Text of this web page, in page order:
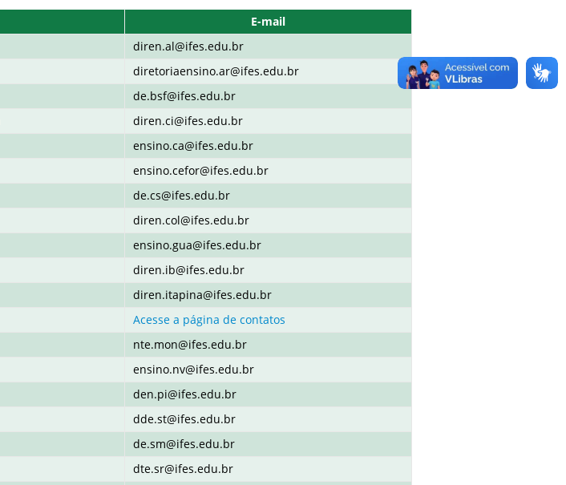
E-mail
diren.al@ifes.edu.br
diretoriaensino.ar@ifes.edu.br
de.bsf@ifes.edu.br
diren.ci@ifes.edu.br
ensino.ca@ifes.edu.br
ensino.cefor@ifes.edu.br
de.cs@ifes.edu.br
diren.col@ifes.edu.br
ensino.gua@ifes.edu.br
diren.ib@ifes.edu.br
diren.itapina@ifes.edu.br
Acesse a página de contatos
nte.mon@ifes.edu.br
ensino.nv@ifes.edu.br
den.pi@ifes.edu.br
dde.st@ifes.edu.br
de.sm@ifes.edu.br
dte.sr@ifes.edu.br